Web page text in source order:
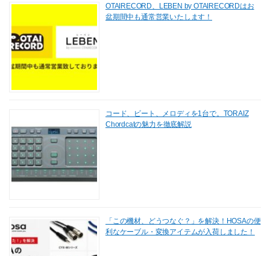
OTAIRECORD、LEBEN by OTAIRECORDはお
盆期間中も通常営業いたします！
コード、ビート、メロディを1台で。TORAIZ
Chordcatの魅力を徹底解説
「この機材、どうつなぐ？」を解決！HOSAの便
利なケーブル・変換アイテムが入荷しました！